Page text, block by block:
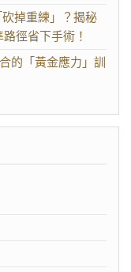
掉重練」？揭秘
徑省下手術！
的「黃金應力」訓